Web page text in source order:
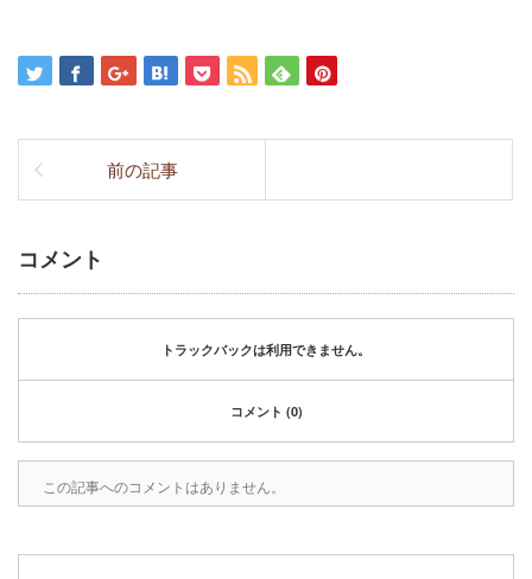
前の記事
コメント
トラックバックは利用できません。
コメント (0)
この記事へのコメントはありません。